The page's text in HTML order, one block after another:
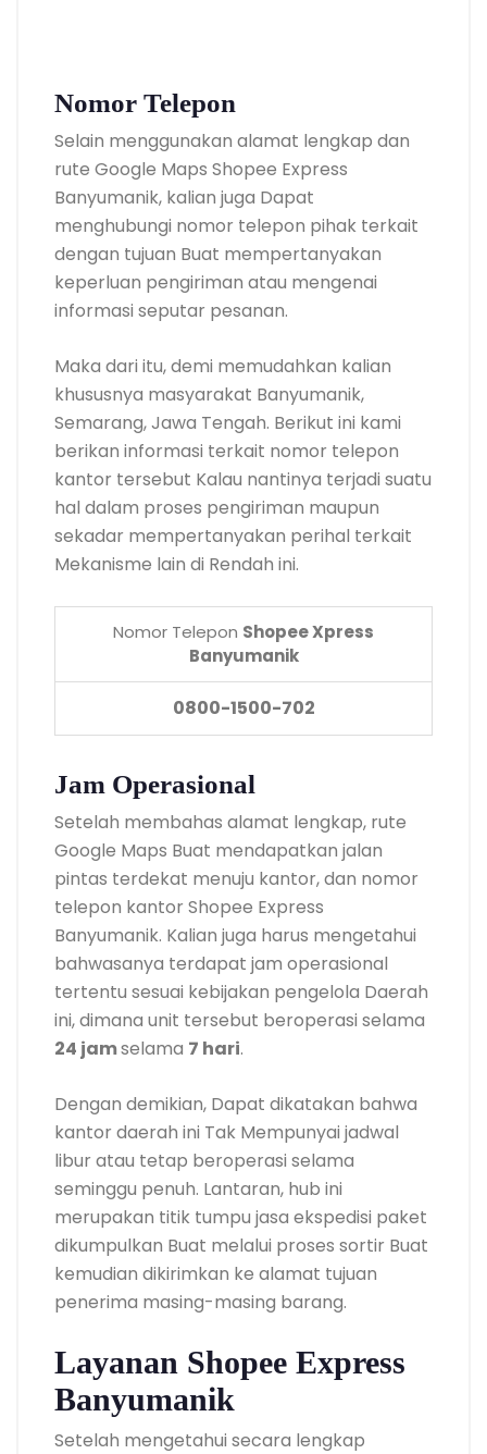
Nomor Telepon
Selain menggunakan alamat lengkap dan
rute Google Maps Shopee Express
Banyumanik, kalian juga Dapat
menghubungi nomor telepon pihak terkait
dengan tujuan Buat mempertanyakan
keperluan pengiriman atau mengenai
informasi seputar pesanan.
Maka dari itu, demi memudahkan kalian
khususnya masyarakat Banyumanik,
Semarang, Jawa Tengah. Berikut ini kami
berikan informasi terkait nomor telepon
kantor tersebut Kalau nantinya terjadi suatu
hal dalam proses pengiriman maupun
sekadar mempertanyakan perihal terkait
Mekanisme lain di Rendah ini.
Nomor Telepon Shopee Xpress
Banyumanik
0800-1500-702
Jam Operasional
Setelah membahas alamat lengkap, rute
Google Maps Buat mendapatkan jalan
pintas terdekat menuju kantor, dan nomor
telepon kantor Shopee Express
Banyumanik. Kalian juga harus mengetahui
bahwasanya terdapat jam operasional
tertentu sesuai kebijakan pengelola Daerah
ini, dimana unit tersebut beroperasi selama
24 jamselama 7 hari.
Dengan demikian, Dapat dikatakan bahwa
kantor daerah ini Tak Mempunyai jadwal
libur atau tetap beroperasi selama
seminggu penuh. Lantaran, hub ini
merupakan titik tumpu jasa ekspedisi paket
dikumpulkan Buat melalui proses sortir Buat
kemudian dikirimkan ke alamat tujuan
penerima masing-masing barang.
Layanan Shopee Express
Banyumanik
Setelah mengetahui secara lengkap